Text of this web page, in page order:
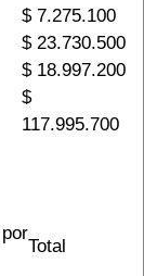
$ 7.275.100
$ 23.730.500
$ 18.997.200
$
117.995.700
Total